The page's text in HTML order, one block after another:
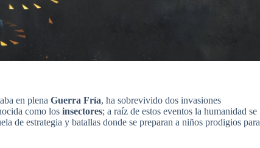
en plena Guerra Fría, ha sobrevivido dos invasiones
como los insectores; a raíz de estos eventos la humanidad se
de estrategia y batallas donde se preparan a niños prodigios para